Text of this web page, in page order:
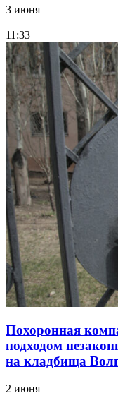
3 июня
11:33
Похоронная
подходом
на кладбища
2 июня